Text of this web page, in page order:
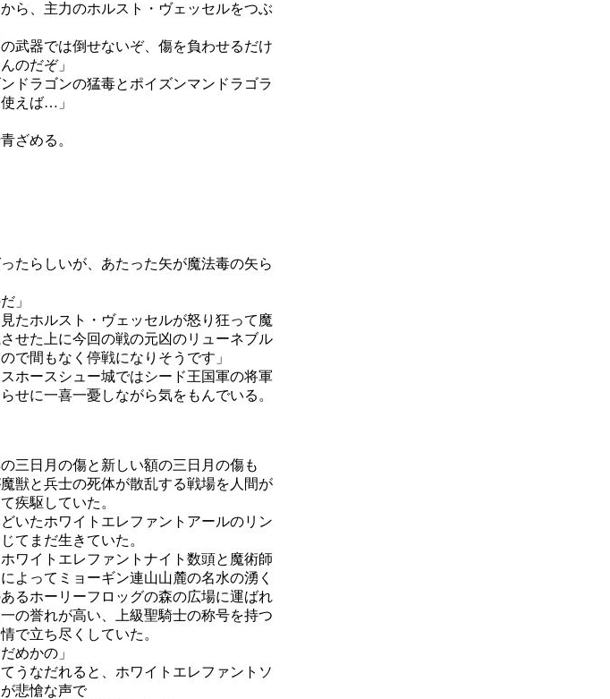
ら、主力のホルスト・ヴェッセルをつぶ
武器では倒せないぞ、傷を負わせるだけ
のだぞ」
ドラゴンの猛毒とポイズンマンドラゴラ
えば…」
ざめる。
たらしいが、あたった矢が魔法毒の矢ら
」
たホルスト・ヴェッセルが怒り狂って魔
せた上に今回の戦の元凶のリューネブル
で間もなく停戦になりそうです」
ホースシュー城ではシード王国軍の将軍
せに一喜一憂しながら気をもんでいる。
三日月の傷と新しい額の三日月の傷も
獣と兵士の死体が散乱する戦場を人間が
疾駆していた。
いたホワイトエレファントアールのリン
てまだ生きていた。
ワイトエレファントナイト数頭と魔術師
よってミョーギン連山山麓の名水の湧く
るホーリーフロッグの森の広場に運ばれ
の誉れが高い、上級聖騎士の称号を持つ
で立ち尽くしていた。
めかの」
うなだれると、ホワイトエレファントソ
悲愴な声で